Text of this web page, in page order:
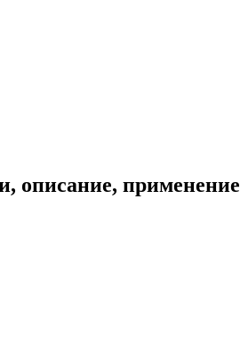
описание, применение